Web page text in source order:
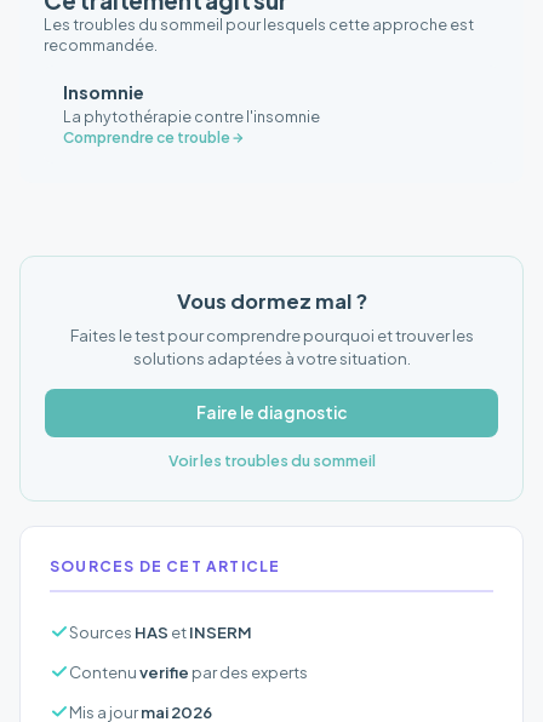
Les troubles du sommeil pour lesquels cette approche est
recommandée.
Insomnie
La phytothérapie contre l'insomnie
Comprendre ce trouble
Vous dormez mal ?
Faites le test pour comprendre pourquoi et trouver les
solutions adaptées à votre situation.
Faire le diagnostic
Voir les troubles du sommeil
SOURCES DE CET ARTICLE
Sources HAS etINSERM
Contenuverifie par des experts
Mis a jourmai 2026